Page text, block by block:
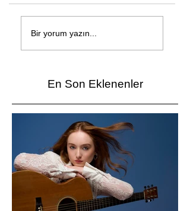
Çağan Şengül'den
yeni şarkı: Bir Ev
Bir yorum yazın...
En Son Eklenenler